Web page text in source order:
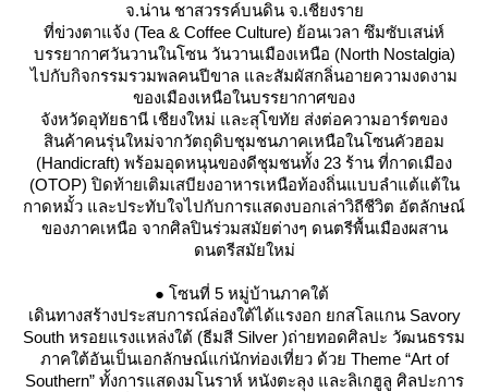
จ.น่าน ชาสวรรค์บนดิน จ.เชียงรา
ที่ข่วงตาแจ้ง (Tea & Coffee Culture) ย้อนเวลา ซึมซับเสน่ห์
บรรยากาศวันวานในโซน วันวานเมืองเหนือ (North Nostalgia)
ไปกับกิจกรรมรวมพลคนปีขาล และสัมผัสกลิ่นอายความงดงาม
ของเมืองเหนือในบรรยากาศของ
จังหวัดอุทัยธานี เชียงใหม่ และสุโขทัย ส่งต่อความอาร์ตของ
สินค้าคนรุ่นใหม่จากวัตถุดิบชุมชนภาคเหนือในโซนคัวฮอม
(Handicraft) พร้อมอุดหนุนของดีชุมชนทั้ง 23 ร้าน ที่กาดเมือง
(OTOP) ปิดท้ายเติมเสบียงอาหารเหนือท้องถิ่นแบบลำแต้แต้ใน
กาดหมั้ว และประทับใจไปกับการแสดงบอกเล่าวิถีชีวิต อัตลักษณ์
ของภาคเหนือ จากศิลปินร่วมสมัยต่างๆ ดนตรีพื้นเมืองผสาน
ดนตรีสมัยใหม่
● โซนที่ 5 หมู่บ้านภาคใต้
เดินทางสร้างประสบการณ์ล่องใต้ได้แรงอก ยกสโลแกน Savory
South หรอยแรงแหล่งใต้ (ธีมสี Silver )ถ่ายทอดศิลปะ วัฒนธรรม
ภาคใต้อันเป็นเอกลักษณ์แก่นักท่องเที่ยว ด้วย Theme “Art of
Southern” ทั้งการแสดงมโนราห์ หนังตะลุง และลิเกฮูลู ศิลปะการ